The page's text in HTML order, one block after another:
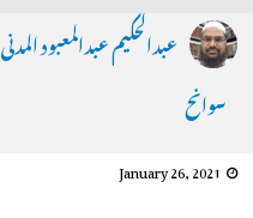
عبدالحکیم عبدالمعبود المدنی
سوانح
January 26, 2021